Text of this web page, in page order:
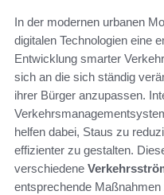
In der modernen urbanen
digitalen Technologien eine
Entwicklung smarter
sich an die sich ständig
ihrer Bürger anzupassen.
helfen dabei, Staus zu
effizienter zu gestalten.
verschiedene
entsprechende